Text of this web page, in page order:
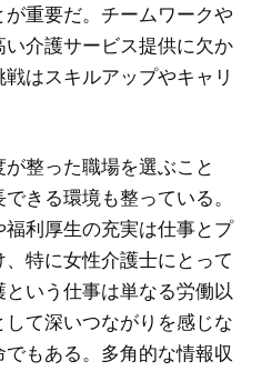
重要だ。チームワークや
介護サービス提供に欠か
はスキルアップやキャリ
整った職場を選ぶこと
きる環境も整っている。
利厚生の充実は仕事とプ
特に女性介護士にとって
いう仕事は単なる労働以
て深いつながりを感じな
もある。多角的な情報収